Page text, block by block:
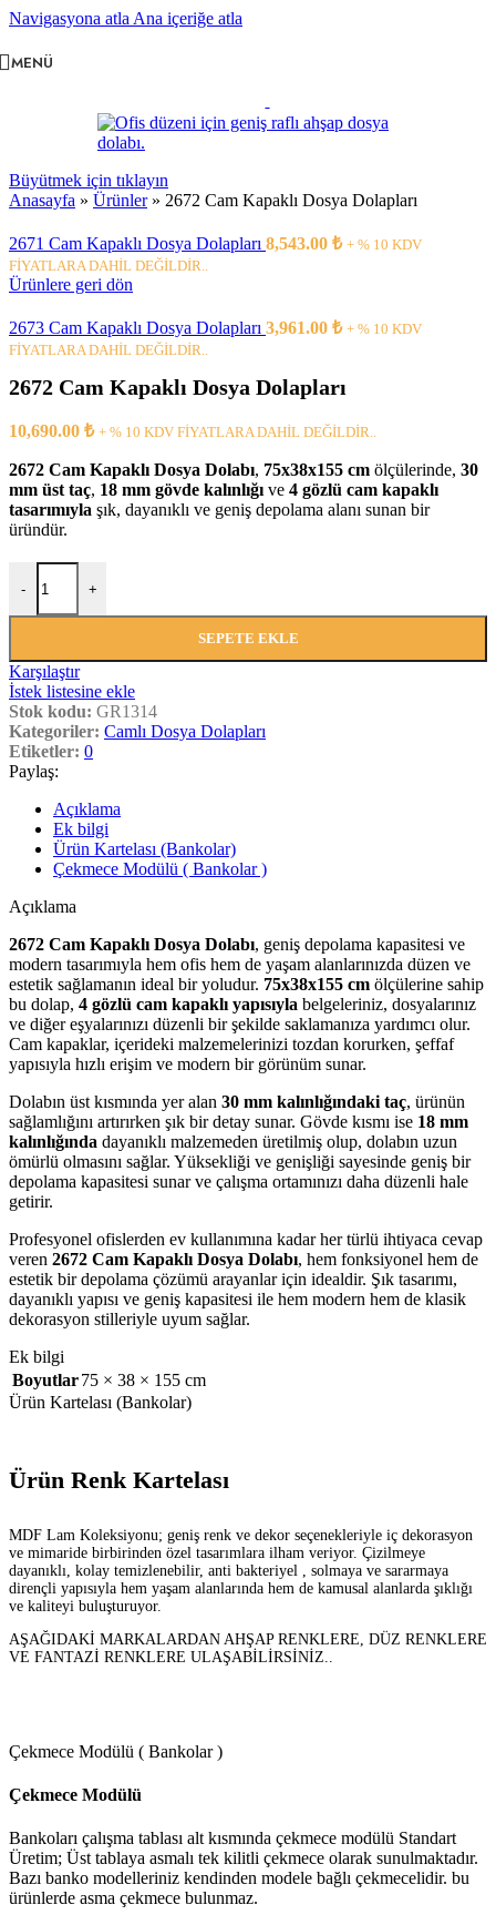
Navigasyona atla Ana içeriğe atla
MENÜ
Büyütmek için tıklayın
Anasayfa » Ürünler» 2672 Cam Kapaklı Dosya Dolapları
2671 Cam Kapaklı Dosya Dolapları 8,543.00 ₺ + % 10 KDV
FİYATLARA DAHİL DEĞİLDİR..
Ürünlere geri dön
2673 Cam Kapaklı Dosya Dolapları 3,961.00 ₺ + % 10 KDV
FİYATLARA DAHİL DEĞİLDİR..
2672 Cam Kapaklı Dosya Dolapları
10,690.00 ₺ + % 10 KDV FİYATLARA DAHİL DEĞİLDİR..
2672 Cam Kapaklı Dosya Dolabı, 75x38x155 cm ölçülerinde, 30
mm üst taç, 18 mm gövde kalınlığı ve 4 gözlü cam kapaklı
tasarımıyla şık, dayanıklı ve geniş depolama alanı sunan bir
üründür.
-
2672 Cam Kapaklı Dosya Dolapları adet
+
SEPETE EKLE
Karşılaştır
İstek listesine ekle
Stok kodu: GR1314
Kategoriler: Camlı Dosya Dolapları
Etiketler: 0
Paylaş:
Açıklama
Ek bilgi
Ürün Kartelası (Bankolar)
Çekmece Modülü ( Bankolar )
Açıklama
2672 Cam Kapaklı Dosya Dolabı, geniş depolama kapasitesi ve
modern tasarımıyla hem ofis hem de yaşam alanlarınızda düzen ve
estetik sağlamanın ideal bir yoludur. 75x38x155 cm ölçülerine sahip
bu dolap, 4 gözlü cam kapaklı yapısıyla belgeleriniz, dosyalarınız
ve diğer eşyalarınızı düzenli bir şekilde saklamanıza yardımcı olur.
Cam kapaklar, içerideki malzemelerinizi tozdan korurken, şeffaf
yapısıyla hızlı erişim ve modern bir görünüm sunar.
Dolabın üst kısmında yer alan 30 mm kalınlığındaki taç, ürünün
sağlamlığını artırırken şık bir detay sunar. Gövde kısmı ise 18 mm
kalınlığında dayanıklı malzemeden üretilmiş olup, dolabın uzun
ömürlü olmasını sağlar. Yüksekliği ve genişliği sayesinde geniş bir
depolama kapasitesi sunar ve çalışma ortamınızı daha düzenli hale
getirir.
Profesyonel ofislerden ev kullanımına kadar her türlü ihtiyaca cevap
veren 2672 Cam Kapaklı Dosya Dolabı, hem fonksiyonel hem de
estetik bir depolama çözümü arayanlar için idealdir. Şık tasarımı,
dayanıklı yapısı ve geniş kapasitesi ile hem modern hem de klasik
dekorasyon stilleriyle uyum sağlar.
Ek bilgi
Boyutlar75 × 38 × 155 cm
Ürün Kartelası (Bankolar)
Ürün Renk Kartelası
MDF Lam Koleksiyonu; geniş renk ve dekor seçenekleriyle iç dekorasyon
ve mimaride birbirinden özel tasarımlara ilham veriyor. Çizilmeye
dayanıklı, kolay temizlenebilir, anti bakteriyel , solmaya ve sararmaya
dirençli yapısıyla hem yaşam alanlarında hem de kamusal alanlarda şıklığı
ve kaliteyi buluşturuyor.
AŞAĞIDAKİ MARKALARDAN AHŞAP RENKLERE, DÜZ RENKLERE
VE FANTAZİ RENKLERE ULAŞABİLİRSİNİZ..
Çekmece Modülü ( Bankolar )
Çekmece Modülü
Bankoları çalışma tablası alt kısmında çekmece modülü Standart
Üretim; Üst tablaya asmalı tek kilitli çekmece olarak sunulmaktadır.
Bazı banko modelleriniz kendinden modele bağlı çekmecelidir. bu
ürünlerde asma çekmece bulunmaz.